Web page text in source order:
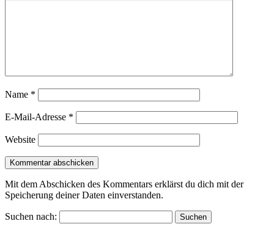
Name *
E-Mail-Adresse *
Website
Mit dem Abschicken des Kommentars erklärst du dich mit der
Speicherung deiner Daten einverstanden.
Suchen nach: